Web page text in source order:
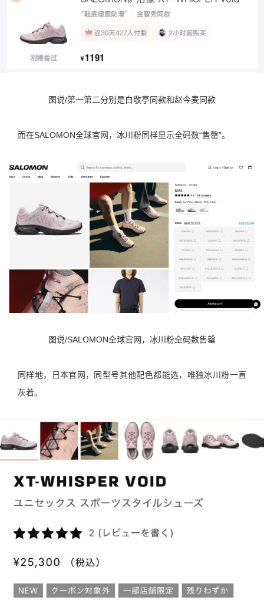
图说/第一第二分别是白敬亭同款和赵今麦同款
而在SALOMON全球官网，冰川粉同样显示全码数“售罄”。
图说/SALOMON全球官网，冰川粉全码数售罄
同样地，日本官网，同型号其他配色都能选，唯独冰川粉一直
灰着。